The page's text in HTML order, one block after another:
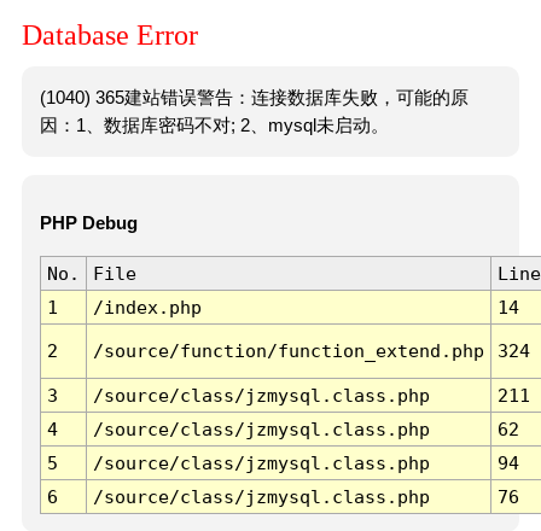
Database Error
(1040) 365建站错误警告：连接数据库失败，可能的原
因：1、数据库密码不对; 2、mysql未启动。
PHP Debug
No. File
Line
1
/index.php 14
2 /source/function/function_extend.php 324
3 /source/class/jzmysql.class.php
211
4
/source/class/jzmysql.class.php
62
5
/source/class/jzmysql.class.php
94
6
/source/class/jzmysql.class.php 76